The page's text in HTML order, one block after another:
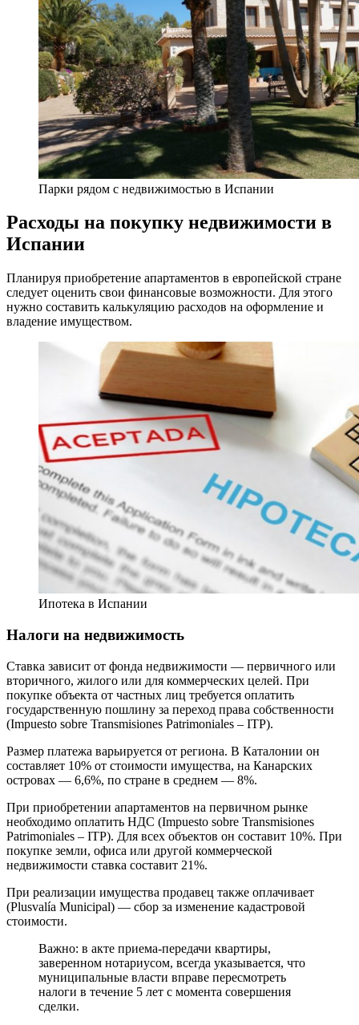
Парки рядом с недвижимостью в Испании
Расходы на покупку недвижимости в
Испании
Планируя приобретение апартаментов в европейской стране
следует оценить свои финансовые возможности. Для этого
нужно составить калькуляцию расходов на оформление и
владение имуществом.
Ипотека в Испании
Налоги на недвижимость
Ставка зависит от фонда недвижимости — первичного или
вторичного, жилого или для коммерческих целей. При
покупке объекта от частных лиц требуется оплатить
государственную пошлину за переход права собственности
(Impuesto sobre Transmisiones Patrimoniales – ITP).
Размер платежа варьируется от региона. В Каталонии он
составляет 10% от стоимости имущества, на Канарских
островах — 6,6%, по стране в среднем — 8%.
При приобретении апартаментов на первичном рынке
необходимо оплатить НДС (Impuesto sobre Transmisiones
Patrimoniales – ITP). Для всех объектов он составит 10%. При
покупке земли, офиса или другой коммерческой
недвижимости ставка составит 21%.
При реализации имущества продавец также оплачивает
(Plusvalía Municipal) — сбор за изменение кадастровой
стоимости.
Важно: в акте приема-передачи квартиры,
заверенном нотариусом, всегда указывается, что
муниципальные власти вправе пересмотреть
налоги в течение 5 лет с момента совершения
сделки.